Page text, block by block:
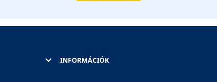
INFORMÁCIÓK